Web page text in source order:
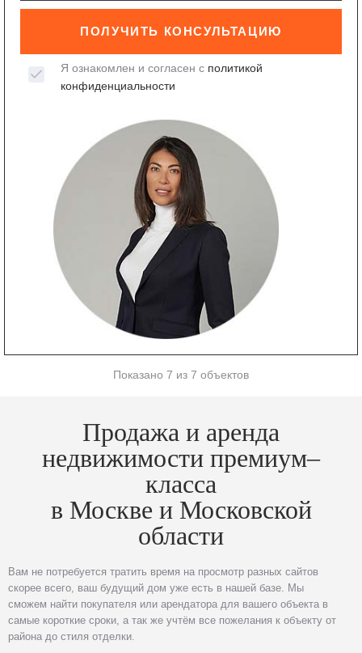
ПОЛУЧИТЬ КОНСУЛЬТАЦИЮ
Я ознакомлен и согласен с политикой
конфиденциальности
Показано 7 из 7 объектов
Продажа и аренда
недвижимости премиум–
класса
в Москве и Московской
области
Вам не потребуется тратить время на просмотр разных сайтов
скорее всего, ваш будущий дом уже есть в нашей базе. Мы
сможем найти покупателя или арендатора для вашего объекта в
самые короткие сроки, а так же учтём все пожелания к объекту от
района до стиля отделки.